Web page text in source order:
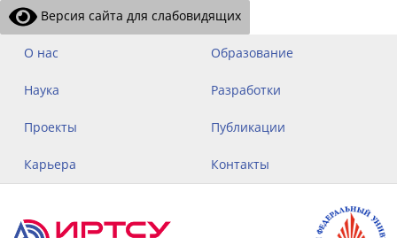
Версия сайта для слабовидящих
О нас Образование
Наука Разработки
Проекты Публикации
Карьера Контакты